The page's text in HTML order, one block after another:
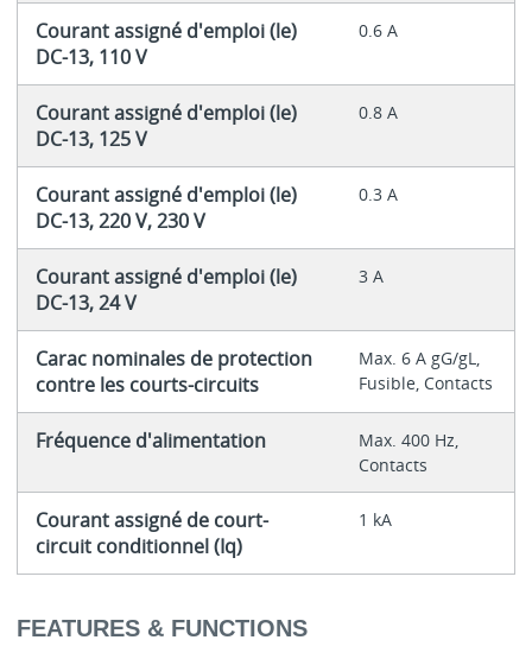
Courant assigné d'emploi (le)
DC-13, 110 V
0.6 A
Courant assigné d'emploi (le)
DC-13, 125 V
0.8 A
Courant assigné d'emploi (le)
DC-13, 220 V, 230 V
0.3 A
Courant assigné d'emploi (le)
DC-13, 24 V
3 A
Carac nominales de protection
contre les courts-circuits
Max. 6 A gG/gL,
Fusible, Contacts
Fréquence d'alimentation
Max. 400 Hz,
Contacts
Courant assigné de court-
circuit conditionnel (Iq)
1 kA
FEATURES & FUNCTIONS